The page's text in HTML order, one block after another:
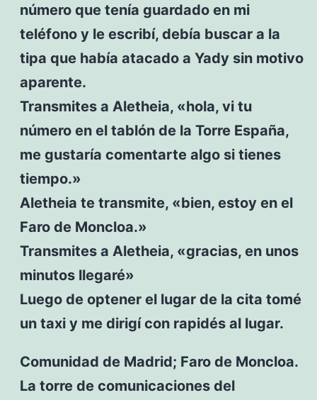
número que tenía guardado en mi
teléfono y le escribí, debía buscar a la
tipa que había atacado a Yady sin motivo
aparente.
Transmites a Aletheia, «hola, vi tu
número en el tablón de la Torre España,
me gustaría comentarte algo si tienes
tiempo.»
Aletheia te transmite, «bien, estoy en el
Faro de Moncloa.»
Transmites a Aletheia, «gracias, en unos
minutos llegaré»
Luego de optener el lugar de la cita tomé
un taxi y me dirigí con rapidés al lugar.
Comunidad de Madrid; Faro de Moncloa.
La torre de comunicaciones del